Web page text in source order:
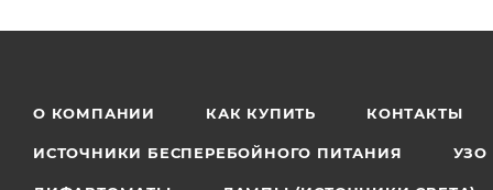
О КОМПАНИИ КАК КУПИТЬ КОНТАКТЫ
ИСТОЧНИКИ БЕСПЕРЕБОЙНОГО ПИТАНИЯ УЗО